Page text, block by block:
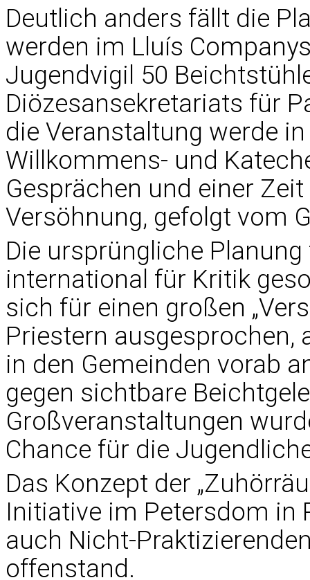
Deutlich anders fällt die
werden im Lluís
Jugendvigil 50
Diözesansekretariats für
die Veranstaltung werde
Willkommens- und
Gesprächen und einer
Versöhnung, gefolgt vom
Die ursprüngliche
international für Kritik
sich für einen großen
Priestern ausgesprochen,
in den Gemeinden vorab
gegen sichtbare
Großveranstaltungen
Chance für die
Das Konzept der
Initiative im Petersdom in
auch Nicht-
offenstand.